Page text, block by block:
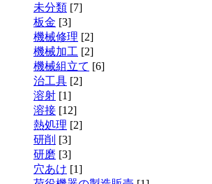
未分類 [7]
板金 [3]
機械修理 [2]
機械加工 [2]
機械組立て [6]
治工具 [2]
溶射 [1]
溶接 [12]
熱処理 [2]
研削 [3]
研磨 [3]
穴あけ [1]